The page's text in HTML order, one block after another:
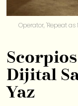
Operator, 'Repeat
Dijital
Yaz